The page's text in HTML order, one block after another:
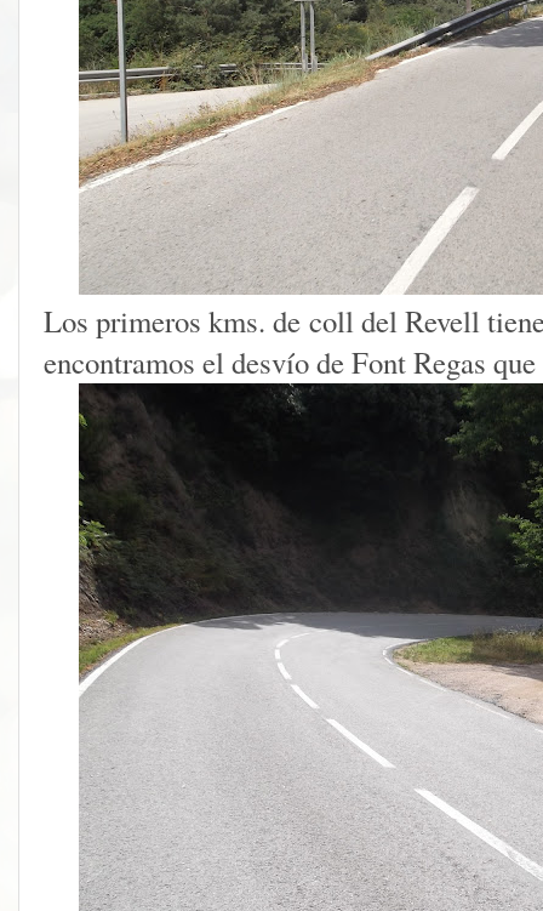
Los primeros kms. de coll del Revell
encontramos el desvío de Font Regas